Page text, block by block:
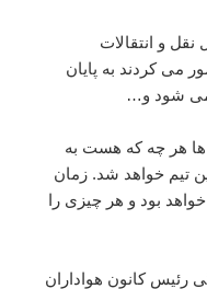
و انتقالات
می کردند به پایان
می شود و…
ها هر چه که هست به
تیم خواهد شد. زمان
خواهد بود و هر چیزی را
کانون هواداران